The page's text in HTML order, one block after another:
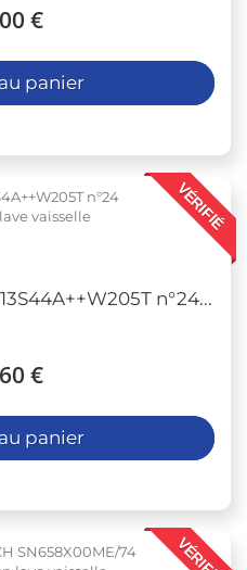
€
panier
VÉRIFIÉ
n°24...
€
panier